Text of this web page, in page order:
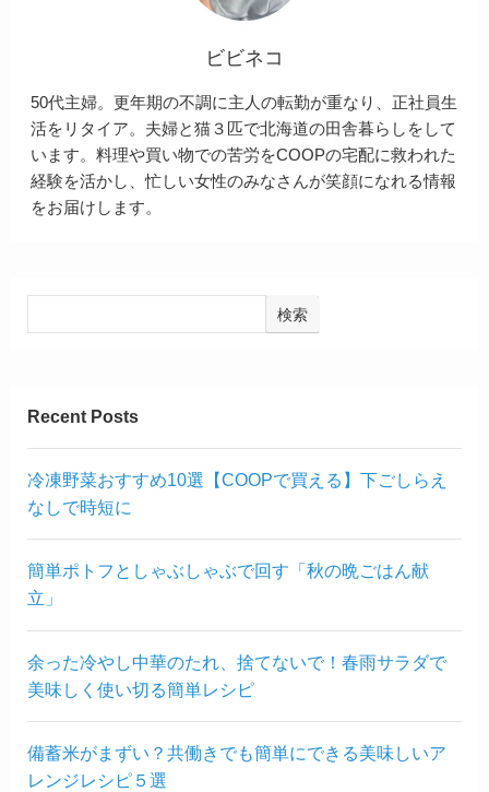
ビビネコ
50代主婦。更年期の不調に主人の転勤が重なり、正社員生
活をリタイア。夫婦と猫３匹で北海道の田舎暮らしをして
います。料理や買い物での苦労をCOOPの宅配に救われた
経験を活かし、忙しい女性のみなさんが笑顔になれる情報
をお届けします。
検索
Recent Posts
冷凍野菜おすすめ10選【COOPで買える】下ごしらえ
なしで時短に
簡単ポトフとしゃぶしゃぶで回す「秋の晩ごはん献
立」
余った冷やし中華のたれ、捨てないで！春雨サラダで
美味しく使い切る簡単レシピ
備蓄米がまずい？共働きでも簡単にできる美味しいア
レンジレシピ５選